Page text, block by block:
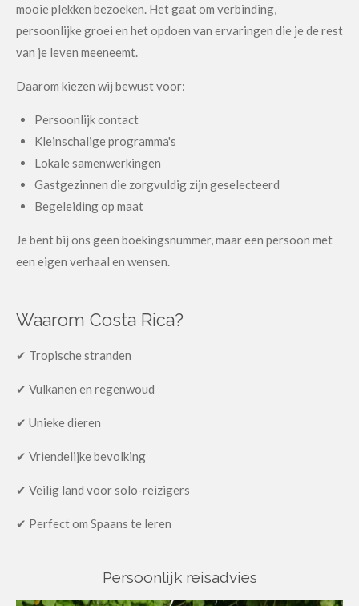
mooie plekken bezoeken. Het gaat om verbinding,
persoonlijke groei en het opdoen van ervaringen die je de rest
van je leven meeneemt.
Daarom kiezen wij bewust voor:
Persoonlijk contact
Kleinschalige programma's
Lokale samenwerkingen
Gastgezinnen die zorgvuldig zijn geselecteerd
Begeleiding op maat
Je bent bij ons geen boekingsnummer, maar een persoon met
een eigen verhaal en wensen.
Waarom Costa Rica?
✔ Tropische stranden
✔ Vulkanen en regenwoud
✔ Unieke dieren
✔ Vriendelijke bevolking
✔ Veilig land voor solo-reizigers
✔ Perfect om Spaans te leren
Persoonlijk reisadvies